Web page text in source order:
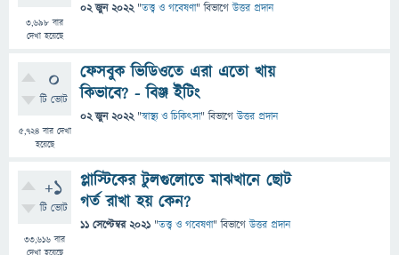
3,698 বার
দেখা হয়েছে
02 জুন 2022 "তত্ত্ব ও গবেষণা" বিভাগে উত্তর প্রদান
0
টি ভোট
5,724বার দেখা
হয়েছে
ফেসবুক ভিডিওতে এরা এতো খায়
কিভাবে? - বিঞ্জ ইটিং
02 জুন 2022 "স্বাস্থ্য ও চিকিৎসা" বিভাগে উত্তর প্রদান
+1
টি ভোট
33,616 বার
প্লাস্টিকের টুলগুলোতে মাঝখানে ছোট
গর্ত রাখা হয় কেন?
11 সেপ্টেম্বর 2021 "তত্ত্ব ও গবেষণা" বিভাগে উত্তর প্রদান